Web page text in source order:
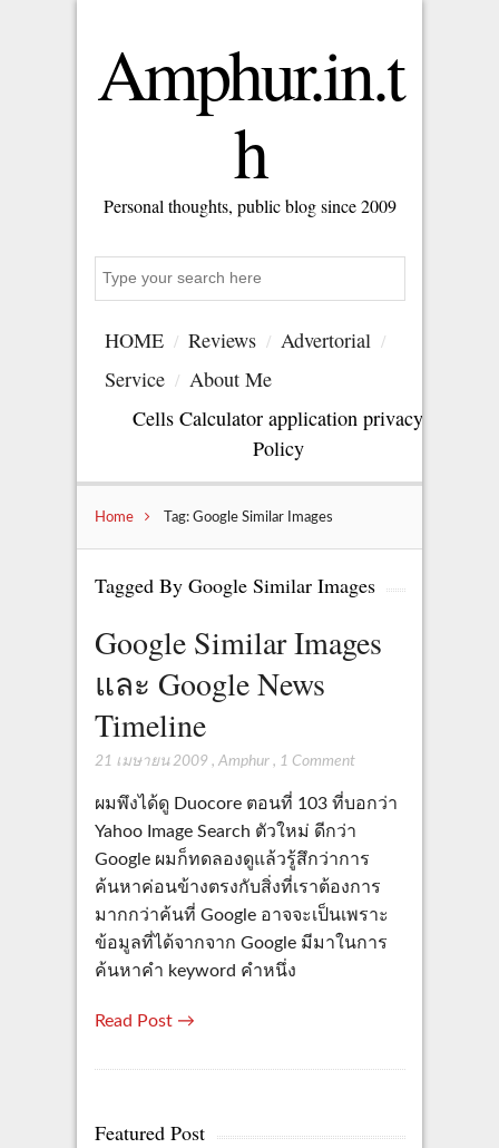
Amphur.in.t
h
Personal thoughts, public blog since 2009
HOME Reviews
Advertorial
Service
About Me
Cells Calculator application privacy
Policy
Home Tag: Google Similar Images
Tagged By Google Similar Images
Google Similar Images
และ Google News
Timeline
21 เมษายน 2009 , Amphur, 1 Comment
ผมพึงได้ดู Duocore ตอนที่ 103 ที่บอกว่า
Yahoo Image Search ตัวใหม่ ดีกว่า
Google ผมก็ทดลองดูแล้วรู้สึกว่าการ
ค้นหาค่อนข้างตรงกับสิ่งที่เราต้องการ
มากกว่าค้นที่ Google อาจจะเป็นเพราะ
ข้อมูลที่ได้จากจาก Google มีมาในการ
ค้นหาคำ keyword คำหนึ่ง
Read Post →
Featured Post